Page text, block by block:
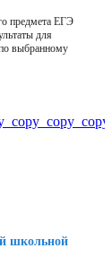
предмета ЕГЭ
для
выбранному
школьной